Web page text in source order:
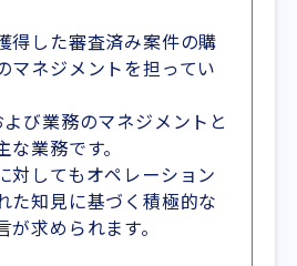
得した審査済み案件の購
マネジメントを担ってい
び業務のマネジメントと
業務です。
対してもオペレーション
た知見に基づく積極的な
求められます。